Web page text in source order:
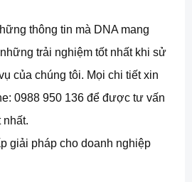
thông tin mà DNA mang
trải nghiệm tốt nhất khi sử
của chúng tôi. Mọi chi tiết xin
0988 950 136 để được tư vấn
nhất.
giải pháp cho doanh nghiệp